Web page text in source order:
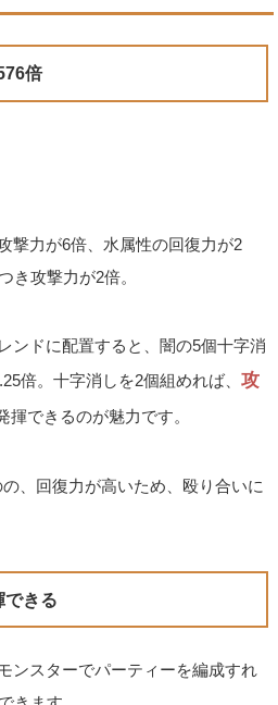
倍
撃力が6倍、水属性の回復力が2
き攻撃力が2倍。
ンドに配置すると、闇の5個十字消
倍。十字消しを2個組めれば、攻
揮できるのが魅力です。
、回復力が高いため、殴り合いに
できる
ンスターでパーティーを編成すれ